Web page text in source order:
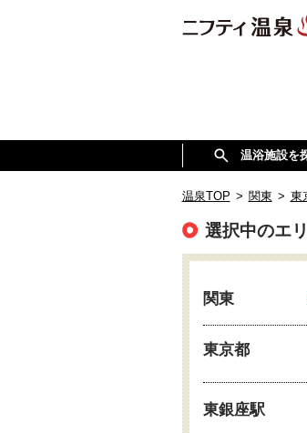
温浴施設を
温泉TOP > 関東 > 東
選択中のエ
関東
東京都
東銀座駅